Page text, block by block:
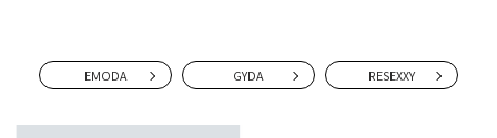
EMODA GYDA RESEXXY